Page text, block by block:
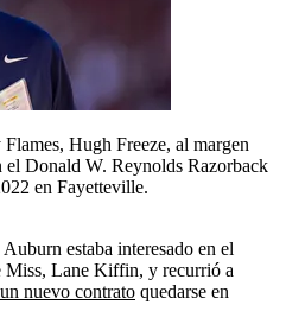
Hugh Freeze, al margen
el Donald W. Reynolds Razorback
en Fayetteville.
estaba interesado en el
Miss, Lane Kiffin, y recurrió a
nuevo contrato quedarse en